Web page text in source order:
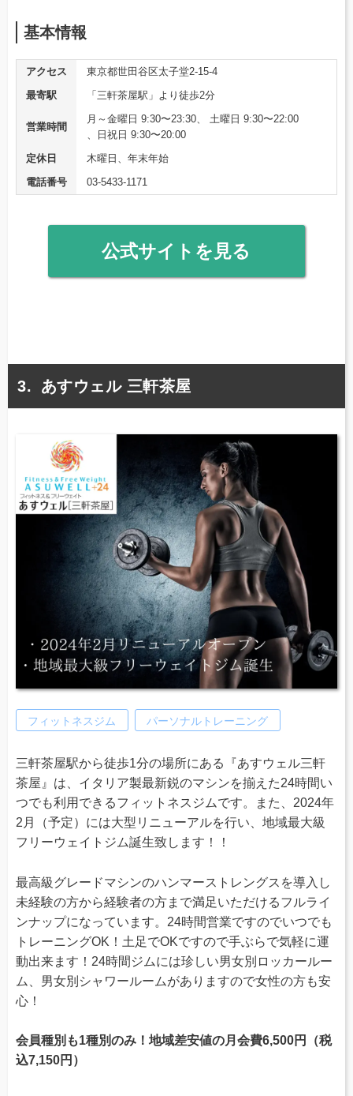
基本情報
アクセス
東京都世田谷区太子堂2-15-4
最寄駅
「三軒茶屋駅」より徒歩2分
営業時間
月～金曜日 9:30〜23:30、 土曜日 9:30〜22:00
、日祝日 9:30〜20:00
定休日
木曜日、年末年始
電話番号
03-5433-1171
公式サイトを見る
あすウェル 三軒茶屋
フィットネスジム パーソナルトレーニング
三軒茶屋駅から徒歩1分の場所にある『あすウェル三軒
茶屋』は、イタリア製最新鋭のマシンを揃えた24時間い
つでも利用できるフィットネスジムです。また、2024年
2月（予定）には大型リニューアルを行い、地域最大級
フリーウェイトジム誕生致します！！
最高級グレードマシンのハンマーストレングスを導入し
未経験の方から経験者の方まで満足いただけるフルライ
ンナップになっています。24時間営業ですのでいつでも
トレーニングOK！土足でOKですので手ぶらで気軽に運
動出来ます！24時間ジムには珍しい男女別ロッカールー
ム、男女別シャワールームがありますので女性の方も安
心！
会員種別も1種別のみ！地域差安値の月会費6,500円（税
込7,150円）